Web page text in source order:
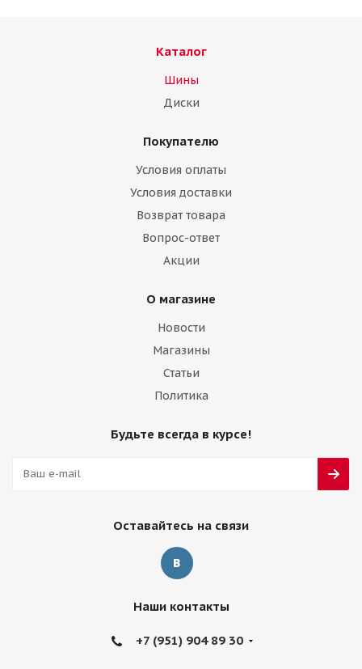
Каталог
Шины
Диски
Покупателю
Условия оплаты
Условия доставки
Возврат товара
Вопрос-ответ
Акции
О магазине
Новости
Магазины
Статьи
Политика
Будьте всегда в курсе!
Оставайтесь на связи
Наши контакты
+7 (951) 904 89 30